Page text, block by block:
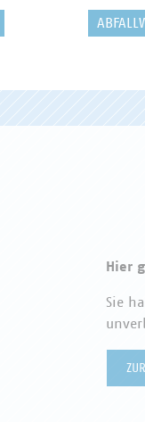
Hier
Sie